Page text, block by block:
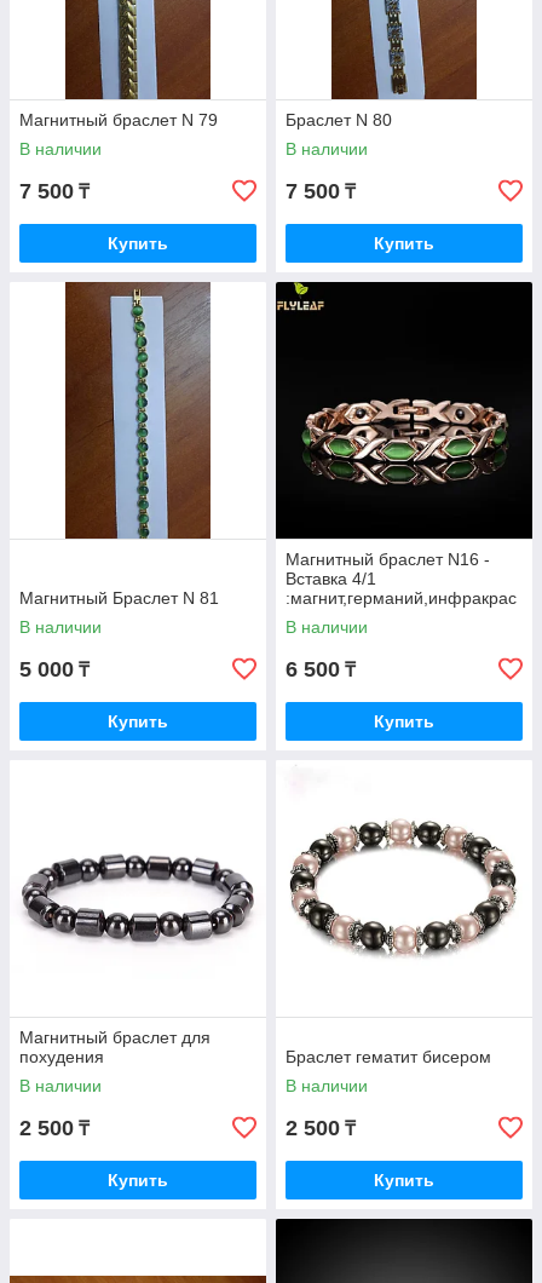
Магнитный браслет N 79
В наличии
7 500 ₸
Купить
Браслет N 80
В наличии
7 500 ₸
Купить
Магнитный Браслет N 81
В наличии
5 000 ₸
Купить
Магнитный браслет N16 -
Вставка 4/1
:магнит,германий,инфракрас
ные лучи,отрицательные
ионы.
В наличии
6 500 ₸
Купить
Магнитный браслет для
похудения
В наличии
2 500 ₸
Купить
Браслет гематит бисером
В наличии
2 500 ₸
Купить